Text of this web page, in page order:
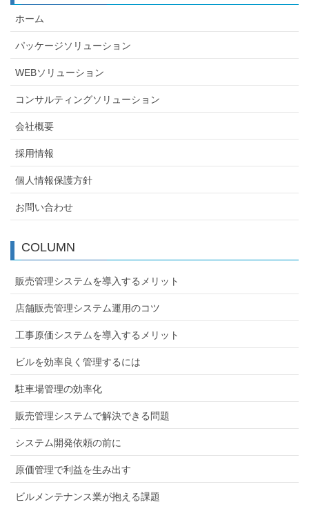
ホーム
パッケージソリューション
WEBソリューション
コンサルティングソリューション
会社概要
採用情報
個人情報保護方針
お問い合わせ
COLUMN
販売管理システムを導入するメリット
店舗販売管理システム運用のコツ
工事原価システムを導入するメリット
ビルを効率良く管理するには
駐車場管理の効率化
販売管理システムで解決できる問題
システム開発依頼の前に
原価管理で利益を生み出す
ビルメンテナンス業が抱える課題